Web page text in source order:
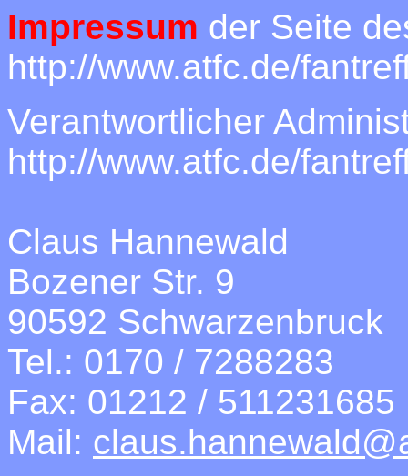
Impressum der Seite
http://www.atfc.de/
Verantwortlicher
http://www.atfc.de/
Claus Hannewald
Bozener Str. 9
90592 Schwarzenbruck
Tel.: 0170 / 7288283
Fax: 01212 / 511231685
Mail: